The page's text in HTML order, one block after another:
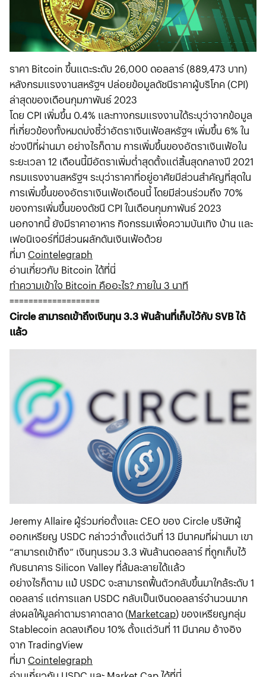
ราคา Bitcoin ขึ้นแตะระดับ 26,000 ดอลลาร์ (889,473 บาท)
หลังกรมแรงงานสหรัฐฯ ปล่อยข้อมูลดัชนีราคาผู้บริโภค (CPI)
ล่าสุดของเดือนกุมภาพันธ์ 2023
โดย CPI เพิ่มขึ้น 0.4% และทางกรมแรงงานได้ระบุว่าจากข้อมูล
ที่เกี่ยวข้องทั้งหมดบ่งชี้ว่าอัตราเงินเฟ้อสหรัฐฯ เพิ่มขึ้น 6% ใน
ช่วงปีที่ผ่านมา อย่างไรก็ตาม การเพิ่มขึ้นของอัตราเงินเฟ้อใน
ระยะเวลา 12 เดือนนี้มีอัตราเพิ่มต่ำสุดตั้งแต่สิ้นสุดกลางปี 2021
กรมแรงงานสหรัฐฯ ระบุว่าราคาที่อยู่อาศัยมีส่วนสำคัญที่สุดใน
การเพิ่มขึ้นของอัตราเงินเฟ้อเดือนนี้ โดยมีส่วนร่วมถึง 70%
ของการเพิ่มขึ้นของดัชนี CPI ในเดือนกุมภาพันธ์ 2023
นอกจากนี้ ยังมีราคาอาหาร กิจกรรมเพื่อความบันเทิง บ้าน และ
เฟอนิเจอร์ที่มีส่วนผลักดันเงินเฟ้อด้วย
ที่มา Cointelegraph
อ่านเกี่ยวกับ Bitcoin ได้ที่นี่
ทำความเข้าใจ Bitcoin คืออะไร? ภายใน 3 นาที
===================
Circle สามารถเข้าถึงเงินทุน 3.3 พันล้านที่เก็บไว้กับ SVB ได้
แล้ว
Jeremy Allaire ผู้ร่วมก่อตั้งและ CEO ของ Circle บริษัทผู้
ออกเหรียญ USDC กล่าวว่าตั้งแต่วันที่ 13 มีนาคมที่ผ่านมา เขา
“สามารถเข้าถึง” เงินทุนรวม 3.3 พันล้านดอลลาร์ ที่ถูกเก็บไว้
กับธนาคาร Silicon Valley ที่ล้มละลายได้แล้ว
อย่างไรก็ตาม แม้ USDC จะสามารถฟื้นตัวกลับขึ้นมาใกล้ระดับ 1
ดอลลาร์ แต่การแลก USDC กลับเป็นเงินดอลลาร์จำนวนมาก
ส่งผลให้มูลค่าตามราคาตลาด (Marketcap) ของเหรียญกลุ่ม
Stablecoin ลดลงเกือบ 10% ตั้งแต่วันที่ 11 มีนาคม อ้างอิง
จาก TradingView
ที่มา Cointelegraph